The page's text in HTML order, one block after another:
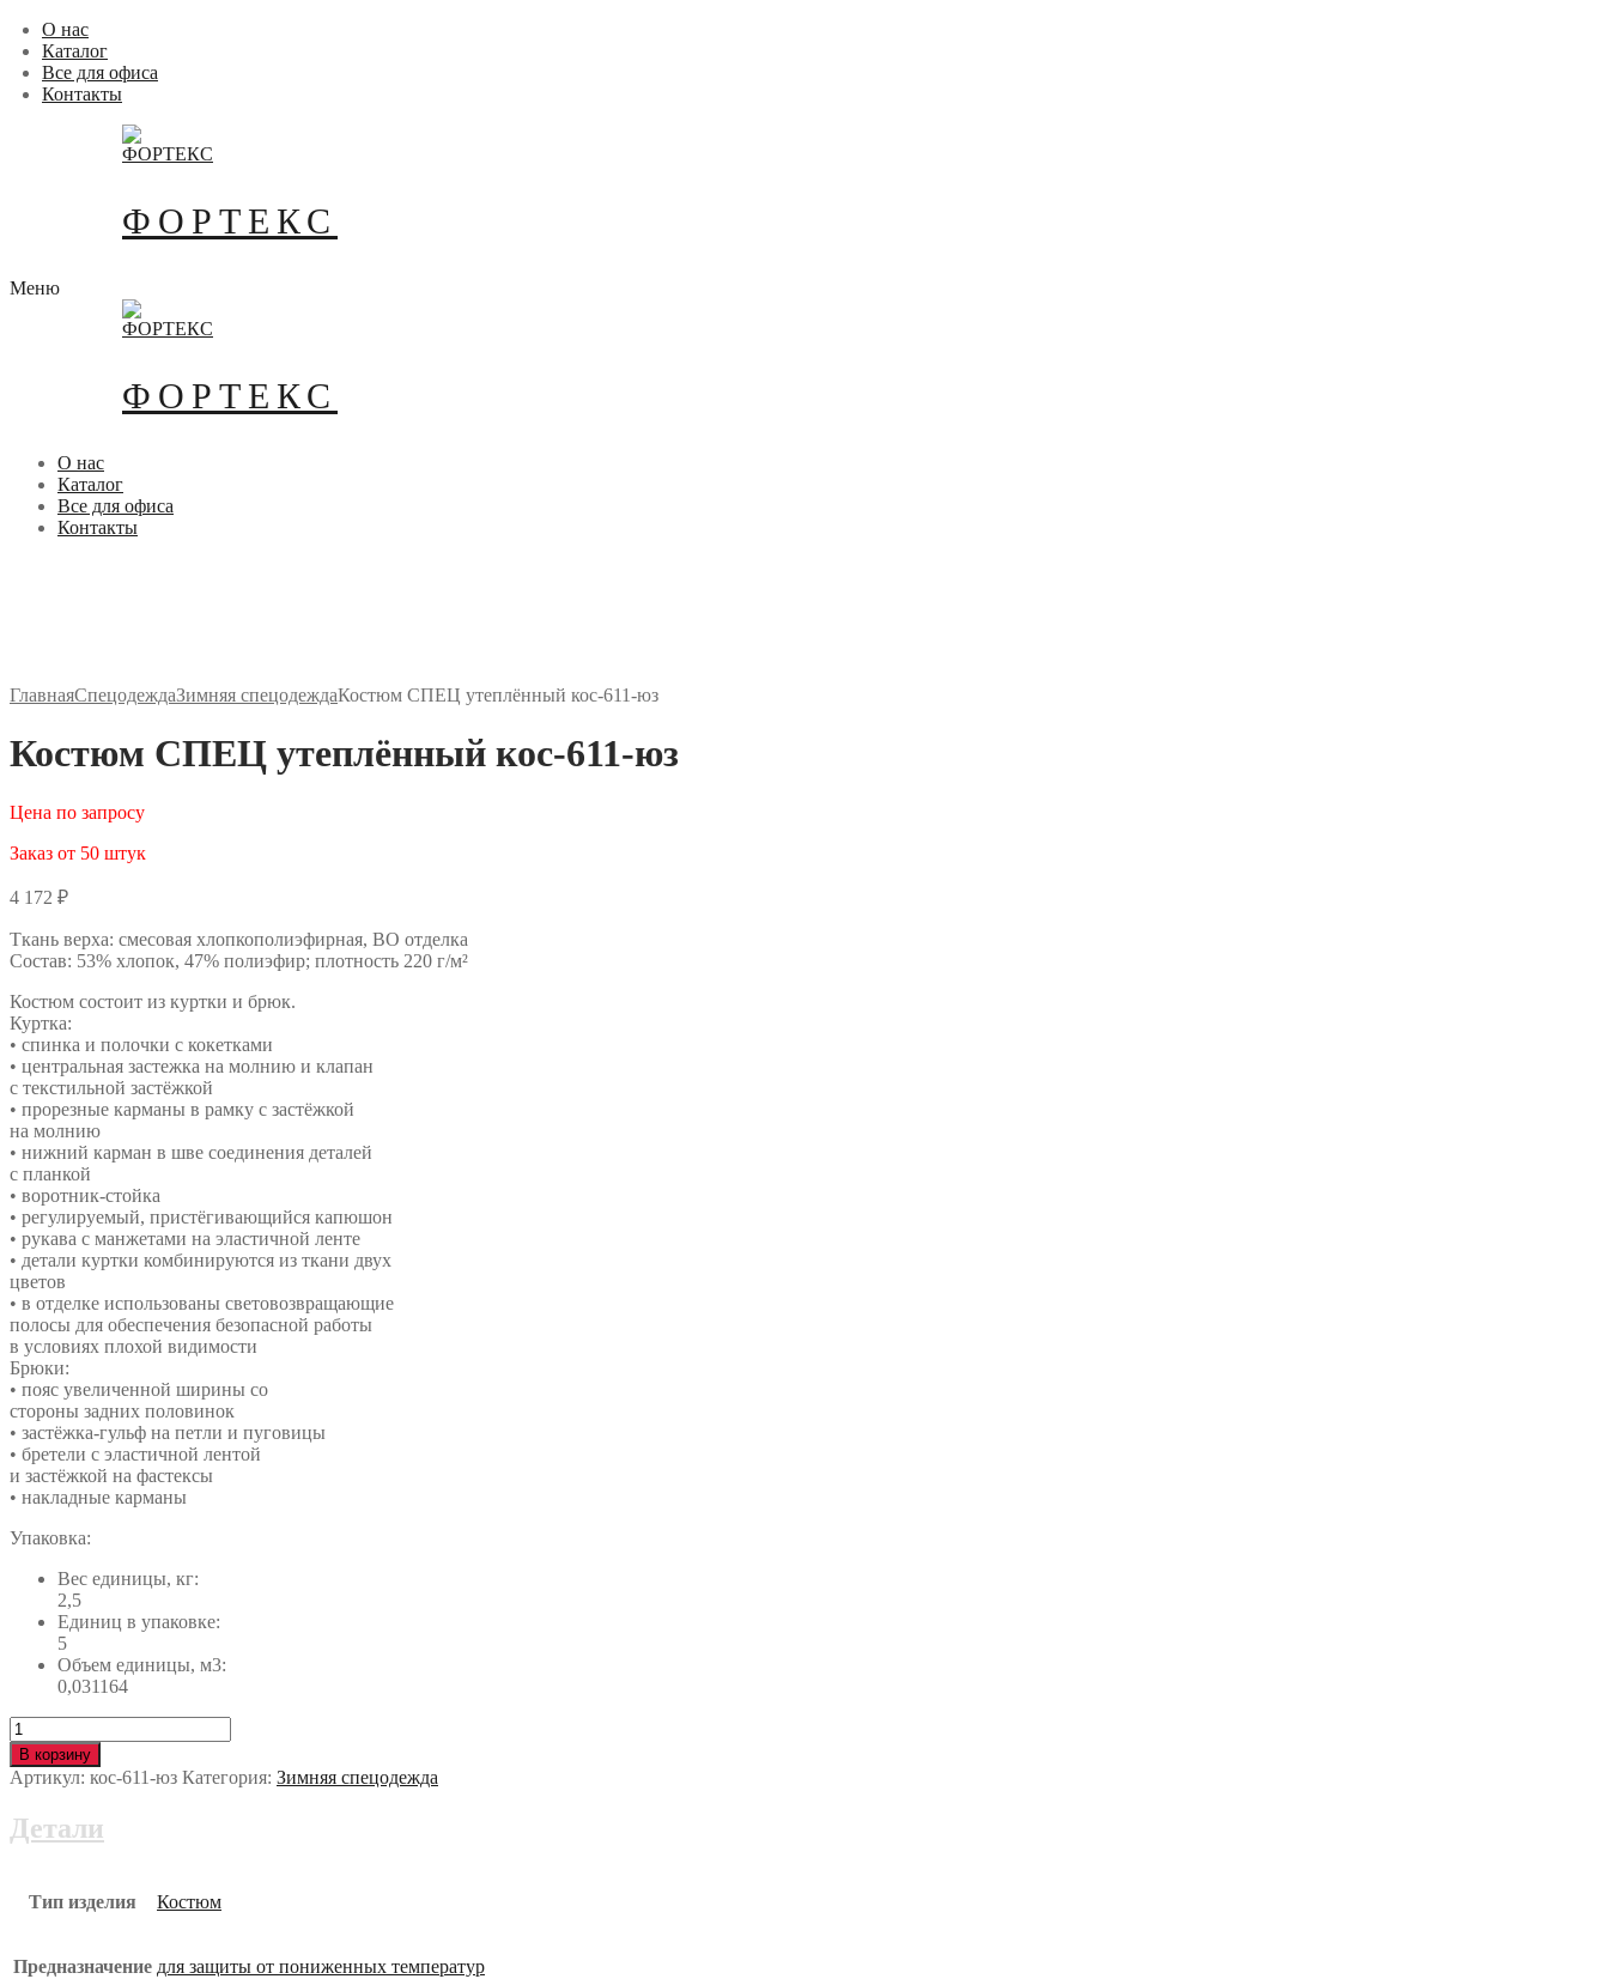
Перейти
содержимому
Меню
Закрыть
О нас
Каталог
Все для офиса
Контакты
ФОРТЕКС
Меню
ФОРТЕКС
О нас
Каталог
Все для офиса
Контакты
ГлавнаяСпецодеждаЗимняя спецодеждаКостюм СПЕЦ утеплённый кос-611-юз
Костюм СПЕЦ утеплённый кос-611-юз
Цена по запросу
Заказ от 50 штук
4 172 ₽
Ткань верха: смесовая хлопкополиэфирная, ВО отделка
Состав: 53% хлопок, 47% полиэфир; плотность 220 г/м²
Костюм состоит из куртки и брюк.
Куртка:
• спинка и полочки с кокетками
• центральная застежка на молнию и клапан
с текстильной застёжкой
• прорезные карманы в рамку с застёжкой
на молнию
• нижний карман в шве соединения деталей
с планкой
• воротник-стойка
• регулируемый, пристёгивающийся капюшон
• рукава с манжетами на эластичной ленте
• детали куртки комбинируются из ткани двух
цветов
• в отделке использованы световозвращающие
полосы для обеспечения безопасной работы
в условиях плохой видимости
Брюки:
• пояс увеличенной ширины со
стороны задних половинок
• застёжка-гульф на петли и пуговицы
• бретели с эластичной лентой
и застёжкой на фастексы
• накладные карманы
Упаковка:
Вес единицы, кг:
2,5
Единиц в упаковке:
5
Объем единицы, м3:
0,031164
Количество
Костюм
СПЕЦ
утеплённый
юз
В корзину
Артикул: кос-611-юз Категория: Зимняя спецодежда
Детали
Тип изделия Костюм
Предназначение для защиты от пониженных температур